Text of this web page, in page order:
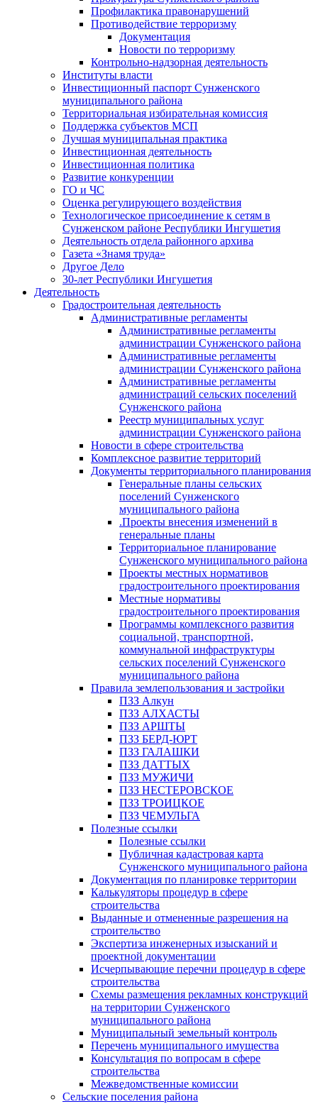
Профилактика правонарушений
Противодействие терроризму
Документация
Новости по терроризму
Контрольно-надзорная деятельность
Институты власти
Инвестиционный паспорт Сунженского
муниципального района
Территориальная избирательная комиссия
Поддержка субъектов МСП
Лучшая муниципальная практика
Инвестиционная деятельность
Инвестиционная политика
Развитие конкуренции
ГО и ЧС
Оценка регулирующего воздействия
Технологическое присоединение к сетям в
Сунженском районе Республики Ингушетия
Деятельность отдела районного архива
Газета «Знамя труда»
Другое Дело
30-лет Республики Ингушетия
Деятельность
Градостроительная деятельность
Административные регламенты
Административные регламенты
администрации Сунженского района
Административные регламенты
администрации Сунженского района
Административные регламенты
администраций сельских поселений
Сунженского района
Реестр муниципальных услуг
администрации Сунженского района
Новости в сфере строительства
Комплексное развитие территорий
Документы территориального планирования
Генеральные планы сельских
поселений Сунженского
муниципального района
.Проекты внесения изменений в
генеральные планы
Территориальное планирование
Сунженского муниципального района
Проекты местных нормативов
градостроительного проектирования
Местные нормативы
градостроительного проектирования
Программы комплексного развития
социальной, транспортной,
коммунальной инфраструктуры
сельских поселений Сунженского
муниципального района
Правила землепользования и застройки
ПЗЗ Алкун
ПЗЗ АЛХАСТЫ
ПЗЗ АРШТЫ
ПЗЗ БЕРД-ЮРТ
ПЗЗ ГАЛАШКИ
ПЗЗ ДАТТЫХ
ПЗЗ МУЖИЧИ
ПЗЗ НЕСТЕРОВСКОЕ
ПЗЗ ТРОИЦКОЕ
ПЗЗ ЧЕМУЛЬГА
Полезные ссылки
Полезные ссылки
Публичная кадастровая карта
Сунженского муниципального района
Документация по планировке территории
Калькуляторы процедур в сфере
строительства
Выданные и отмененные разрешения на
строительство
Экспертиза инженерных изысканий и
проектной документации
Исчерпывающие перечни процедур в сфере
строительства
Схемы размещения рекламных конструкций
на территории Сунженского
муниципального района
Муниципальный земельный контроль
Перечень муниципального имущества
Консультация по вопросам в сфере
строительства
Межведомственные комиссии
Сельские поселения района